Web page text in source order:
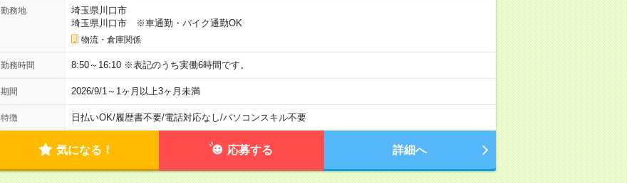
勤務地
埼玉県川口市
埼玉県川口市 ※車通勤・バイク通勤OK
物流・倉庫関係
勤務時間 8:50～16:10 ※表記のうち実働6時間です。
期間 2026/9/1～1ヶ月以上3ヶ月未満
特徴 日払いOK/履歴書不要/電話対応なし/パソコンスキル不要
気になる！ 応募する 詳細へ